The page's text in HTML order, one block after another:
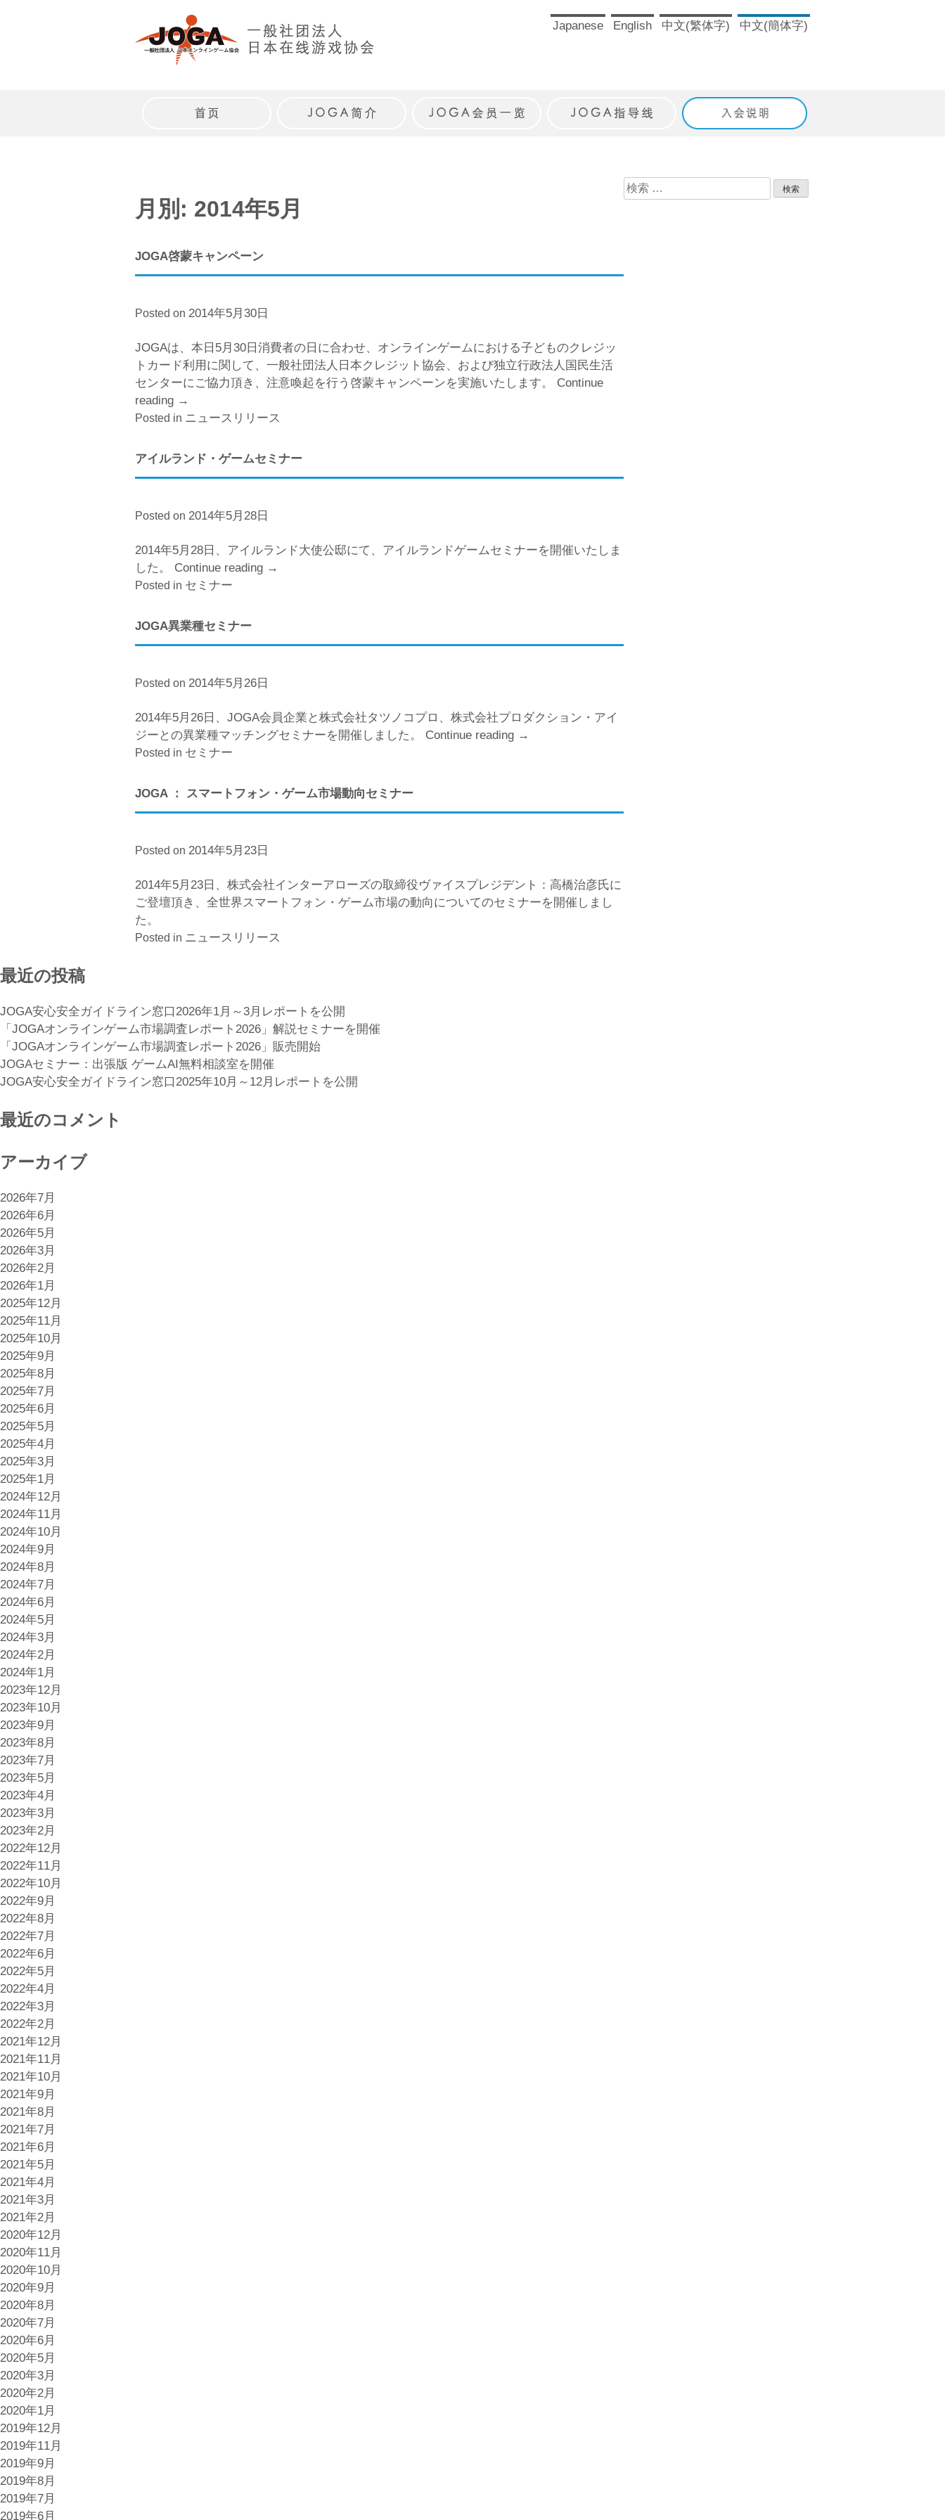
Japanese English 中文(繁体字) 中文(簡体字)
トップページ JOGAとは JOGA会員一覧 JOGAガイドライン 入会のご案内
月別: 2014年5月
JOGA啓蒙キャンペーン
Posted on 2014年5月30日
JOGAは、本日5月30日消費者の日に合わせ、オンラインゲームにおける子どものクレジッ
トカード利用に関して、一般社団法人日本クレジット協会、および独立行政法人国民生活
センターにご協力頂き、注意喚起を行う啓蒙キャンペーンを実施いたします。 Continue
reading “JOGA
啓
キ
ー
→
Posted in ニュースリリース
アイルランド・ゲームセミナー
Posted on 2014年5月28日
2014年5月28日、アイルランド大使公邸にて、アイルランドゲームセミナーを開催いたしま
した。 Continue reading “ア
セ
ミ
→
Posted in セミナー
JOGA異業種セミナー
Posted on 2014年5月26日
2014年5月26日、JOGA会員企業と株式会社タツノコプロ、株式会社プロダクション・アイ
ジーとの異業種マッチングセミナーを開催しました。 Continue reading “JOGA
→
Posted in セミナー
JOGA ： スマートフォン・ゲーム市場動向セミナー
Posted on 2014年5月23日
2014年5月23日、株式会社インターアローズの取締役ヴァイスプレジデント：高橋治彦氏に
ご登壇頂き、全世界スマートフォン・ゲーム市場の動向についてのセミナーを開催しまし
た。
Posted in ニュースリリース
検
索:
最近の投稿
JOGA安心安全ガイドライン窓口2026年1月～3月レポートを公開
「JOGAオンラインゲーム市場調査レポート2026」解説セミナーを開催
「JOGAオンラインゲーム市場調査レポート2026」販売開始
JOGAセミナー：出張版 ゲームAI無料相談室を開催
JOGA安心安全ガイドライン窓口2025年10月～12月レポートを公開
最近のコメント
アーカイブ
2026年7月
2026年6月
2026年5月
2026年3月
2026年2月
2026年1月
2025年12月
2025年11月
2025年10月
2025年9月
2025年8月
2025年7月
2025年6月
2025年5月
2025年4月
2025年3月
2025年1月
2024年12月
2024年11月
2024年10月
2024年9月
2024年8月
2024年7月
2024年6月
2024年5月
2024年3月
2024年2月
2024年1月
2023年12月
2023年10月
2023年9月
2023年8月
2023年7月
2023年5月
2023年4月
2023年3月
2023年2月
2022年12月
2022年11月
2022年10月
2022年9月
2022年8月
2022年7月
2022年6月
2022年5月
2022年4月
2022年3月
2022年2月
2021年12月
2021年11月
2021年10月
2021年9月
2021年8月
2021年7月
2021年6月
2021年5月
2021年4月
2021年3月
2021年2月
2020年12月
2020年11月
2020年10月
2020年9月
2020年8月
2020年7月
2020年6月
2020年5月
2020年3月
2020年2月
2020年1月
2019年12月
2019年11月
2019年9月
2019年8月
2019年7月
2019年6月